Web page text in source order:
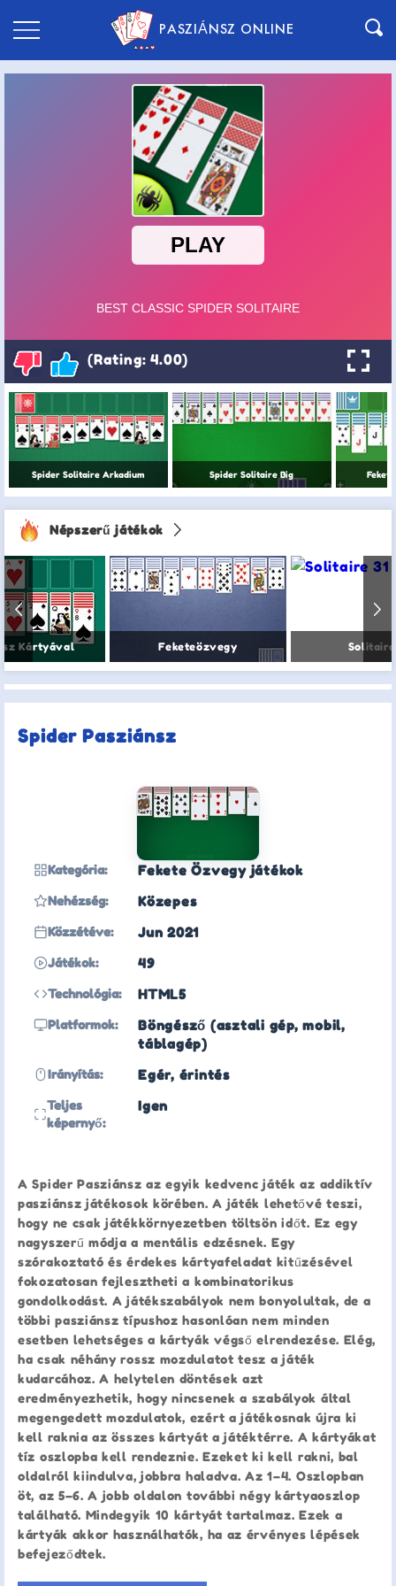
PASZIÁNSZ ONLINE
(Rating: 4.00)
Spider Solitaire Arkadium Spider Solitaire Big
Népszerű játékok
Kártyával Feketeözvegy Solitaire
Spider Pasziánsz
Kategória: Fekete Özvegy játékok
Nehézség: Közepes
Közzétéve: Jun 2021
Játékok: 49
Technológia: HTML5
Platformok:
Böngésző (asztali gép, mobil,
táblagép)
Irányítás: Egér, érintés
Teljes
képernyő:
Igen
A Spider Pasziánsz az egyik kedvenc játék az addiktív
pasziánsz játékosok körében. A játék lehetővé teszi,
hogy ne csak játékkörnyezetben töltsön időt. Ez egy
nagyszerű módja a mentális edzésnek. Egy
szórakoztató és érdekes kártyafeladat kitűzésével
fokozatosan fejlesztheti a kombinatorikus
gondolkodást. A játékszabályok nem bonyolultak, de a
többi pasziánsz típushoz hasonlóan nem minden
esetben lehetséges a kártyák végső elrendezése. Elég,
ha csak néhány rossz mozdulatot tesz a játék
kudarcához. A helytelen döntések azt
eredményezhetik, hogy nincsenek a szabályok által
megengedett mozdulatok, ezért a játékosnak újra ki
kell raknia az összes kártyát a játéktérre. A kártyákat
tíz oszlopba kell rendeznie. Ezeket ki kell rakni, bal
oldalról kiindulva, jobbra haladva. Az 1–4. Oszlopban
öt, az 5–6. A jobb oldalon további négy kártyaoszlop
található. Mindegyik 10 kártyát tartalmaz. Ezek a
kártyák akkor használhatók, ha az érvényes lépések
befejeződtek.